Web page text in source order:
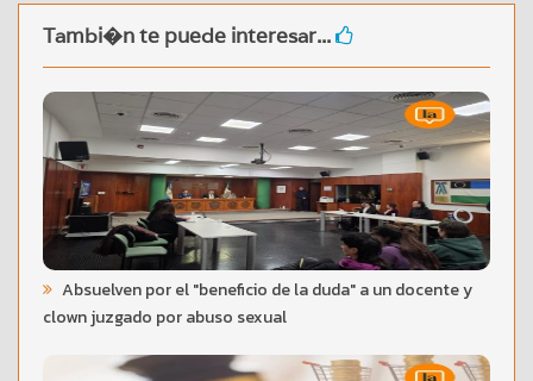
Tambi�n te puede interesar...
Absuelven por el "beneficio de la duda" a un docente y
clown juzgado por abuso sexual